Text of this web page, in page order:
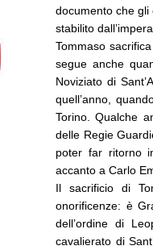
documento che
stabilito
Tommaso
segue anche
Noviziato di
quell’anno,
Torino. Qualche
delle Regie
poter far ritorno
accanto a Carlo
Il sacrificio di
onorificenze: è
dell’ordine di
cavalierato di